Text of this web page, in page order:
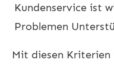
Kundenservice ist
Problemen
Mit diesen